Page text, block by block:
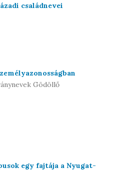
családnevei
Gödöllő
egy fajtája a Nyugat-